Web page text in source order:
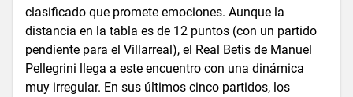
clasificado que promete emociones. Aunque la
distancia en la tabla es de 12 puntos (con un partido
pendiente para el Villarreal), el Real Betis de Manuel
Pellegrini llega a este encuentro con una dinámica
muy irregular. En sus últimos cinco partidos, los